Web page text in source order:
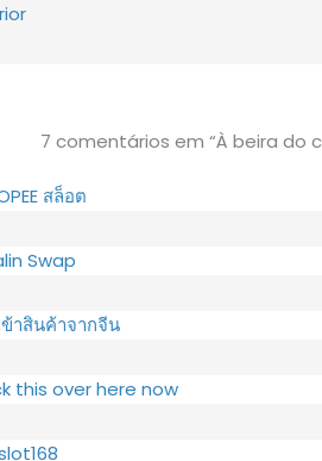
7 comentários em “À beira do
สล็อต
Swap
ข้าสินค้าจากจีน
this over here now